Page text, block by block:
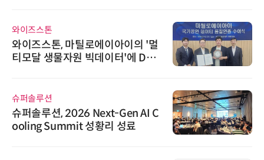
와이즈스톤
와이즈스톤, 마틸로에이아이의 '멀
티모달 생물자원 빅데이터'에 DQ
슈퍼솔루션
슈퍼솔루션, 2026 Next-Gen AI C
ooling Summit 성황리 성료